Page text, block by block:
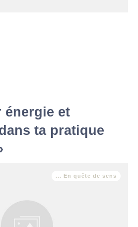
énergie et
ta pratique
... En quête de sens